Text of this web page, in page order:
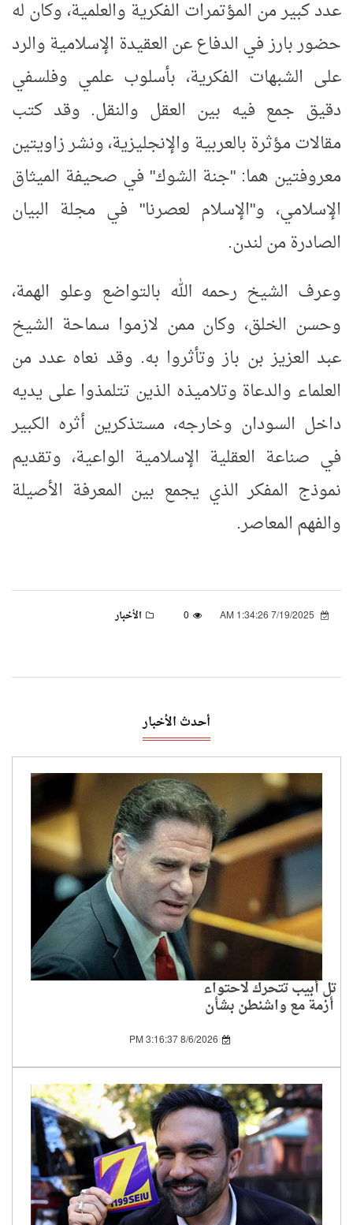
عدد كبير من المؤتمرات الفكرية والعلمية، وكان له
حضور بارز في الدفاع عن العقيدة الإسلامية والرد
على الشبهات الفكرية، بأسلوب علمي وفلسفي
دقيق جمع فيه بين العقل والنقل. وقد كتب
مقالات مؤثرة بالعربية والإنجليزية، ونشر زاويتين
معروفتين هما: "جنة الشوك" في صحيفة الميثاق
الإسلامي، و"الإسلام لعصرنا" في مجلة البيان
الصادرة من لندن.
وعرف الشيخ رحمه الله بالتواضع وعلو الهمة،
وحسن الخلق، وكان ممن لازموا سماحة الشيخ
عبد العزيز بن باز وتأثروا به. وقد نعاه عدد من
العلماء والدعاة وتلاميذه الذين تتلمذوا على يديه
داخل السودان وخارجه، مستذكرين أثره الكبير
في صناعة العقلية الإسلامية الواعية، وتقديم
نموذج المفكر الذي يجمع بين المعرفة الأصيلة
والفهم المعاصر.
0 الأخبار
أحدث الأخبار
تل أبيب تتحرك لاحتواء
أزمة مع واشنطن بشأن
اتفاق غزة
8/6/2026 3:16:37 PM